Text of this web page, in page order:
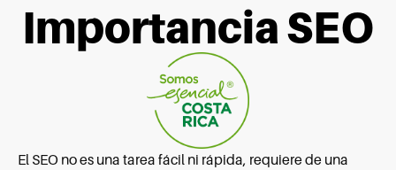
Importancia SEO
El SEO no es una tarea fácil ni rápida, requiere de una